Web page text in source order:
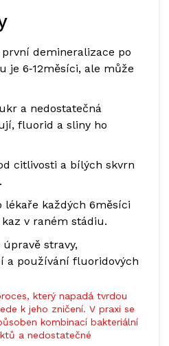
demineralizace po
6‑12měsíci, ale může
a nedostatečná
fluorid a sliny ho
citlivosti a bílých skvrn
každých 6měsíci
v raném stádiu.
úpravě stravy,
a používání fluoridových
který napadá tvrdou
k jeho zničení. V praxi se
kombinací bakteriální
a nedostatečné